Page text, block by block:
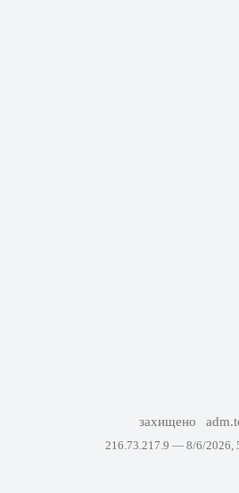
захищено
216.73.217.9 — 8/6/2026,